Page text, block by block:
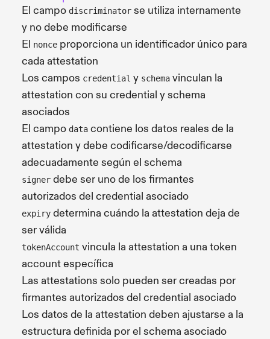
El campo discriminator se utiliza internamente
y no debe modificarse
El nonce proporciona un identificador único para
cada attestation
Los campos credential y schema vinculan la
attestation con su credential y schema
asociados
El campo data contiene los datos reales de la
attestation y debe codificarse/decodificarse
adecuadamente según el schema
signer debe ser uno de los firmantes
autorizados del credential asociado
expiry determina cuándo la attestation deja de
ser válida
tokenAccount vincula la attestation a una token
account específica
Las attestations solo pueden ser creadas por
firmantes autorizados del credential asociado
Los datos de la attestation deben ajustarse a la
estructura definida por el schema asociado